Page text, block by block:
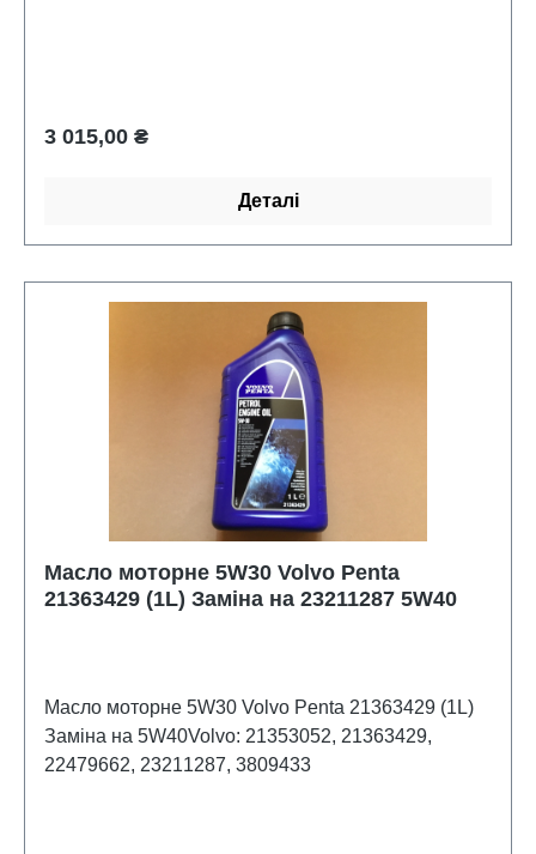
Звичайна ціна:
3 015,00 ₴
Деталі
Масло моторне 5W30 Volvo Penta
21363429 (1L) Заміна на 23211287 5W40
Масло моторне 5W30 Volvo Penta 21363429 (1L)
Заміна на 5W40Volvo: 21353052, 21363429,
22479662, 23211287, 3809433